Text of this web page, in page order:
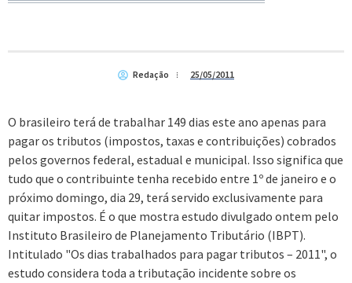
Redação 25/05/2011
O brasileiro terá de trabalhar 149 dias este ano apenas para
pagar os tributos (impostos, taxas e contribuições) cobrados
pelos governos federal, estadual e municipal. Isso significa que
tudo que o contribuinte tenha recebido entre 1º de janeiro e o
próximo domingo, dia 29, terá servido exclusivamente para
quitar impostos. É o que mostra estudo divulgado ontem pelo
Instituto Brasileiro de Planejamento Tributário (IBPT).
Intitulado "Os dias trabalhados para pagar tributos – 2011", o
estudo considera toda a tributação incidente sobre os